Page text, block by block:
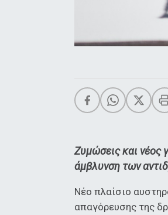
Ζυμώσεις και νέος
άμβλυνση των
Νέο πλαίσιο
απαγόρευσης της